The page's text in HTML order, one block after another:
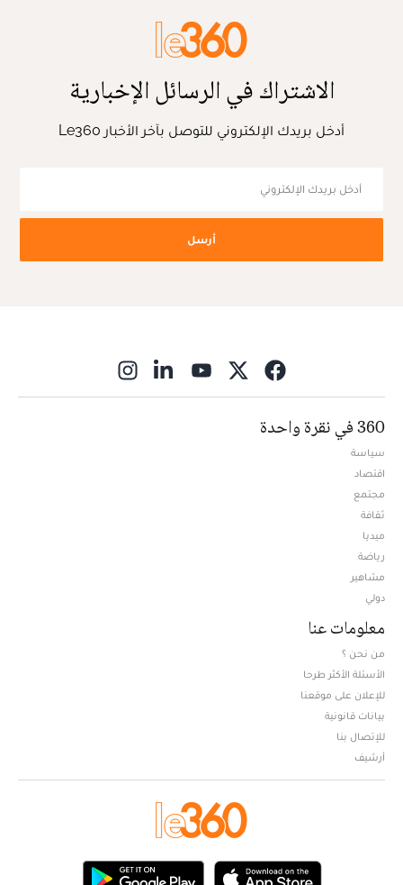
الاشتراك في الرسائل الإخبارية
أدخل بريدك الإلكتروني للتوصل بآخر الأخبار Le360
أرسل
360 في نقرة واحدة
سياسة
اقتصاد
مجتمع
ثقافة
ميديا
رياضة
مشاهير
دولي
معلومات عنا
من نحن ؟
الأسئلة الأكثر طرحا
للإعلان على موقعنا
بيانات قانونية
للإتصال بنا
أرشيف